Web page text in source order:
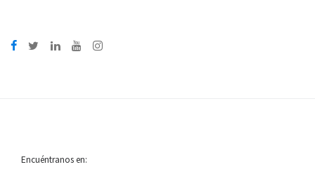
Encuéntranos en: